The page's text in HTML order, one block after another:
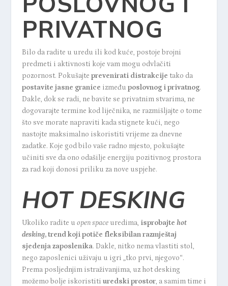
PRIVATNOG
Bilo da radite u uredu ili kod kuće, postoje brojni
predmeti i aktivnosti koje vam mogu odvlačiti
pozornost. Pokušajte prevenirati distrakcije tako da
postavite jasne granice između poslovnog i privatnog.
Dakle, dok se radi, ne bavite se privatnim stvarima, ne
dogovarajte termine kod liječnika, ne razmišljajte o tome
što sve morate napraviti kada stignete kući, nego
nastojte maksimalno iskoristiti vrijeme za dnevne
zadatke. Koje god bilo vaše radno mjesto, pokušajte
učiniti sve da ono odašilje energiju pozitivnog prostora
za rad koji donosi priliku za nove uspjehe.
HOT DESKING
Ukoliko radite u open spaceuredima, isprobajte hot
desking, trend koji potiče fleksibilan razmještaj
sjedenja zaposlenika. Dakle, nitko nema vlastiti stol,
nego zaposlenici uživaju u igri „tko prvi, njegovo“.
Prema posljednjim istraživanjima, uz hot desking
možemo bolje iskoristiti uredski prostor, a samim time i